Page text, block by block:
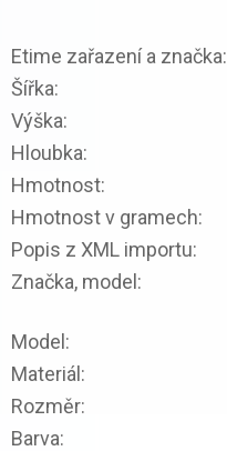
Etime zařazení a značka:
Šířka:
Výška:
Hloubka:
Hmotnost:
Hmotnost v gramech:
Popis z XML importu:
Značka, model:
Model:
Materiál:
Rozměr:
Barva: